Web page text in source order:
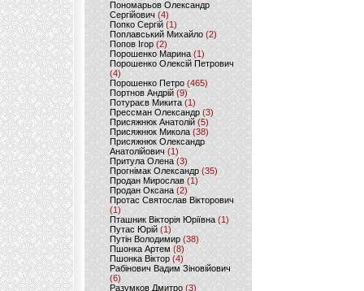
Пономарьов Олександр
Сергійович(4)
Попко Сергій (1)
Поплавський Михайло (2)
Попов Ігор(2)
Порошенко Марина (1)
Порошенко Олексій Петрович
(4)
Порошенко Петро (465)
Портнов Андрій (9)
Потураєв Микита(1)
Прессман Олександр(3)
Присяжнюк Анатолій (5)
Присяжнюк Микола (38)
Присяжнюк Олександр
Анатолійович (1)
Притула Олена (3)
Прогнімак Олександр(35)
Продан Мирослав(1)
Продан Оксана (2)
Протас Святослав Вікторович
(1)
Пташник Вікторія Юріївна (1)
Путас Юрій (1)
Путін Володимир(38)
Пшонка Артем (8)
Пшонка Віктор(4)
Рабінович Вадим Зіновійович
(6)
Разумков Дмитро (3)